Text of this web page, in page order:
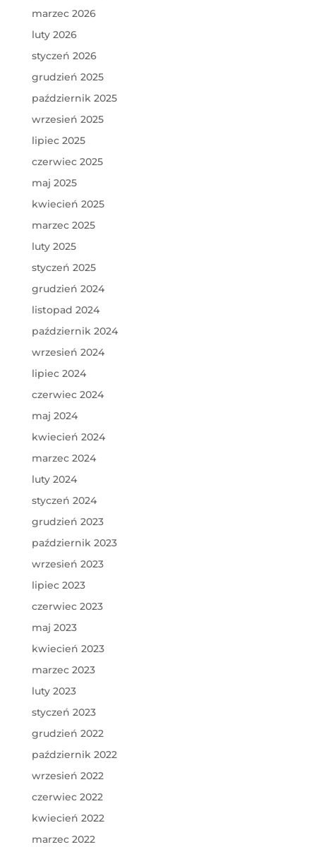
marzec 2026
luty 2026
styczeń 2026
grudzień 2025
październik 2025
wrzesień 2025
lipiec 2025
czerwiec 2025
maj 2025
kwiecień 2025
marzec 2025
luty 2025
styczeń 2025
grudzień 2024
listopad 2024
październik 2024
wrzesień 2024
lipiec 2024
czerwiec 2024
maj 2024
kwiecień 2024
marzec 2024
luty 2024
styczeń 2024
grudzień 2023
październik 2023
wrzesień 2023
lipiec 2023
czerwiec 2023
maj 2023
kwiecień 2023
marzec 2023
luty 2023
styczeń 2023
grudzień 2022
październik 2022
wrzesień 2022
czerwiec 2022
kwiecień 2022
marzec 2022